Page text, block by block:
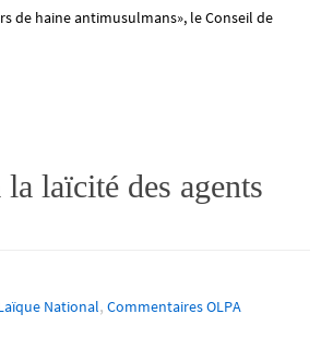
de haine antimusulmans», le Conseil de
laïcité des agents
National,Commentaires OLPA